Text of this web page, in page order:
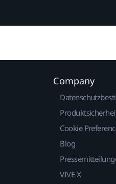
Company
Cookie
Blog
VIVE X